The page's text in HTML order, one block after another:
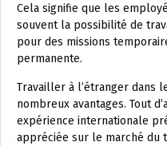
Cela signifie que les
souvent la possibilité de
pour des missions
permanente.
Travailler à l’étranger dans
nombreux avantages. Tout
expérience internationale
appréciée sur le marché du